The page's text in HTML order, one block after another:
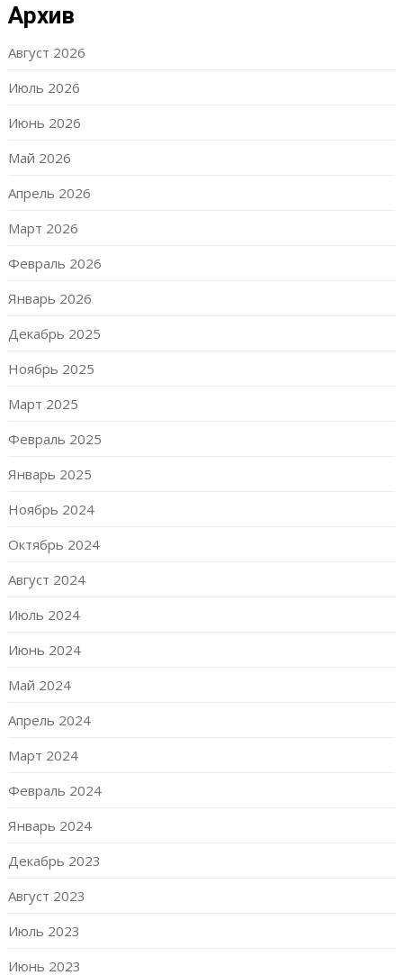
Архив
Август 2026
Июль 2026
Июнь 2026
Май 2026
Апрель 2026
Март 2026
Февраль 2026
Январь 2026
Декабрь 2025
Ноябрь 2025
Март 2025
Февраль 2025
Январь 2025
Ноябрь 2024
Октябрь 2024
Август 2024
Июль 2024
Июнь 2024
Май 2024
Апрель 2024
Март 2024
Февраль 2024
Январь 2024
Декабрь 2023
Август 2023
Июль 2023
Июнь 2023